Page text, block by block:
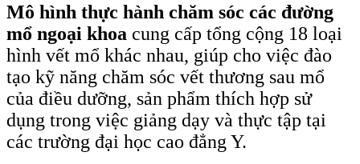
Mô hình thực hành chăm sóc các đường
mổ ngoại khoa cung cấp tổng cộng 18 loại
hình vết mổ khác nhau, giúp cho việc đào
tạo kỹ năng chăm sóc vết thương sau mổ
của điều dưỡng, sản phẩm thích hợp sử
dụng trong việc giảng dạy và thực tập tại
các trường đại học cao đẳng Y.